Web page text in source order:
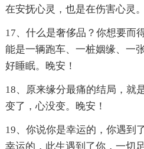
在安抚心灵，也是在伤害心灵
17、什么是奢侈品？你想要而
能是一辆跑车、一桩姻缘、一
好睡眠。晚安！
18、原来缘分最痛的结局，就
变了，心没变。晚安！
19、你说你是幸运的，你遇到
幸运的，此生遇到了你，一切